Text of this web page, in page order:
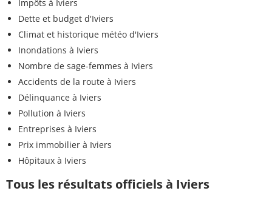
Impôts à Iviers
Dette et budget d'Iviers
Climat et historique météo d'Iviers
Inondations à Iviers
Nombre de sage-femmes à Iviers
Accidents de la route à Iviers
Délinquance à Iviers
Pollution à Iviers
Entreprises à Iviers
Prix immobilier à Iviers
Hôpitaux à Iviers
Tous les résultats officiels à Iviers